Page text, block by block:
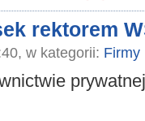
rektorem
w kategorii: Firmy